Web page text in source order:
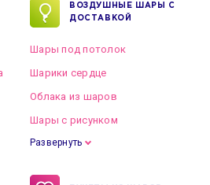
ВОЗДУШНЫЕ ШАРЫ С
ДОСТАВКОЙ
Шары под потолок
Шарики сердце
Облака из шаров
Шары с рисунком
Развернуть